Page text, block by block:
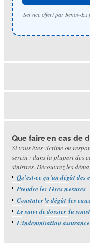
Service offert par Renov-
Que faire en cas de
Si vous êtes victime ou
serein : dans la plupart des
sinistres. Découvrez les
Qu’est-ce qu’un dégât des
Prendre les 1ères mesures
Constater le dégât des eaux
Le suivi de dossier du
L'indemnisation